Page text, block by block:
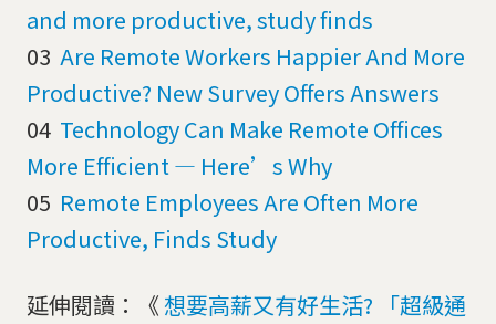
and more productive, study finds
03 Are Remote Workers Happier And More
Productive? New Survey Offers Answers
04 Technology Can Make Remote Offices
More Efficient — Here’s Why
05 Remote Employees Are Often More
Productive, Finds Study
延伸閱讀：《 想要高薪又有好生活? 「超級通